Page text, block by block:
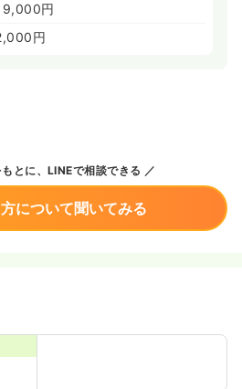
円
円
とに、LINEで相談できる
について聞いてみる